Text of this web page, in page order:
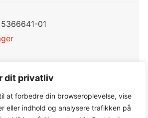
dit privatliv
at forbedre din browseroplevelse, vise
eller indhold og analysere trafikken på
5366641-01